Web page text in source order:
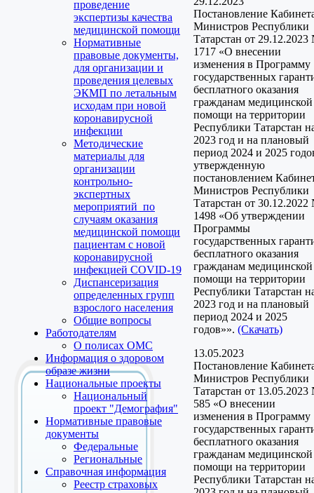
проведение
экспертизы качества
медицинской помощи
Нормативные
правовые документы,
для организации и
проведения целевых
ЭКМП по летальным
исходам при новой
коронавирусной
инфекции
Методические
материалы для
организации
контрольно-
экспертных
мероприятий по
случаям оказания
медицинской помощи
пациентам с новой
коронавирусной
инфекцией COVID-19
Диспансеризация
определенных групп
взрослого населения
Общие вопросы
Работодателям
О полисах ОМС
Информация о здоровом
образе жизни
Национальные проекты
Национальный
проект "Демография"
Нормативные правовые
документы
Федеральные
Региональные
Справочная информация
Реестр страховых
Постановление
Министров Республики
Татарстан от
1717 «О внесении
изменения в Программу
государственных
бесплатного оказания
гражданам медицинской
помощи на территории
Республики Татарстан
2023 год и на плановый
период 2024 и 2025
утвержденную
постановлением
Министров Республики
Татарстан от
1498 «Об утверждении
Программы
государственных
бесплатного оказания
гражданам медицинской
помощи на территории
Республики Татарстан
2023 год и на плановый
период 2024 и 2025
годов»». (Скачать)
13.05.2023
Постановление
Министров Республики
Татарстан от
585 «О внесении
изменения в Программу
государственных
бесплатного оказания
гражданам медицинской
помощи на территории
Республики Татарстан